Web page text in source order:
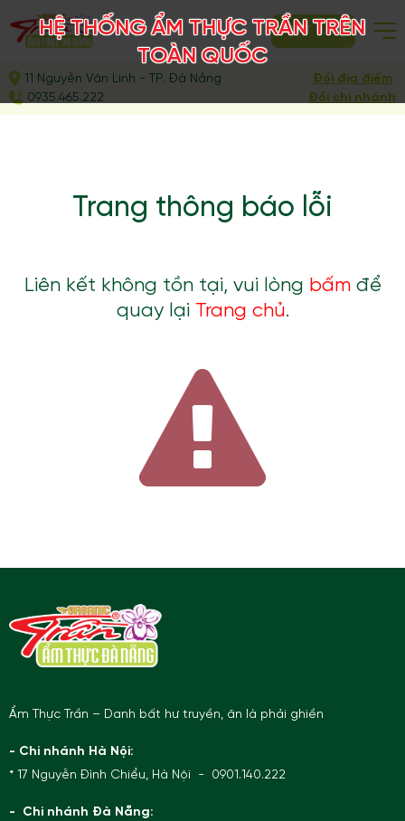
ĐẶT BÀN
11 Nguyễn Văn Linh - TP. Đà Nẵng
0935.465.222
Đổi địa điểm
Đổi chi nhánh
Trang thông báo lỗi
Liên kết không tồn tại, vui lòng bấmđể
quay lại Trang chủ.
Ẩm Thực Trần – Danh bất hư truyền, ăn là phải ghiền
- Chi nhánh Hà Nội:
* 17 Nguyễn Đình Chiểu, Hà Nội - 0901.140.222
- Chi nhánh Đà Nẵng:
HỆ THỐNG ẨM THỰC TRẦN TRÊN
TOÀN QUỐC